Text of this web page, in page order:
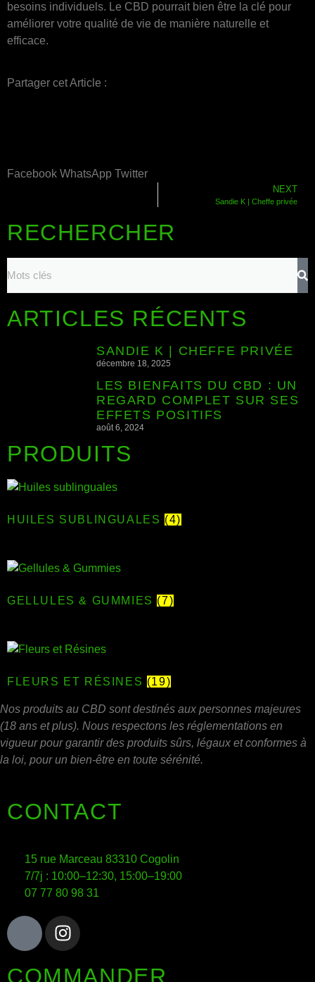
besoins individuels. Le CBD pourrait bien être la clé pour
améliorer votre qualité de vie de manière naturelle et
efficace.
Partager cet Article :
Facebook WhatsApp Twitter
NEXT
Sandie K | Cheffe privée
RECHERCHER
ARTICLES RÉCENTS
SANDIE K | CHEFFE PRIVÉE
décembre 18, 2025
LES BIENFAITS DU CBD : UN
REGARD COMPLET SUR SES
EFFETS POSITIFS
août 6, 2024
PRODUITS
HUILES SUBLINGUALES (4)
GELLULES & GUMMIES (7)
FLEURS ET RÉSINES (19)
Nos produits au CBD sont destinés aux personnes majeures
(18 ans et plus). Nous respectons les réglementations en
vigueur pour garantir des produits sûrs, légaux et conformes à
la loi, pour un bien-être en toute sérénité.
CONTACT
15 rue Marceau 83310 Cogolin
7/7j : 10:00–12:30, 15:00–19:00
07 77 80 98 31
COMMANDER